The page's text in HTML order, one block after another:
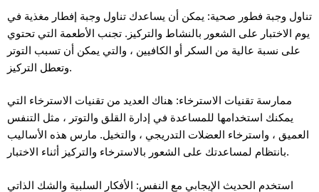
تناول وجبة فطور صحية: يمكن أن يساعدك تناول وجبة إفطار مغذية في
يوم الاختبار على الشعور بالنشاط والتركيز. تجنب الأطعمة التي تحتوي
على نسبة عالية من السكر أو الكافيين ، والتي يمكن أن تسبب التوتر
وتعطل التركيز.
ممارسة تقنيات الاسترخاء: هناك العديد من تقنيات الاسترخاء التي
يمكنك استخدامها للمساعدة في إدارة القلق والتوتر ، مثل التنفس
العميق ، واسترخاء العضلات التدريجي ، والتخيل. مارس هذه الأساليب
بانتظام لمساعدتك على الشعور بالاسترخاء والتركيز أثناء الاختبار.
استخدم الحديث الإيجابي مع النفس: الأفكار السلبية والشك الذاتي